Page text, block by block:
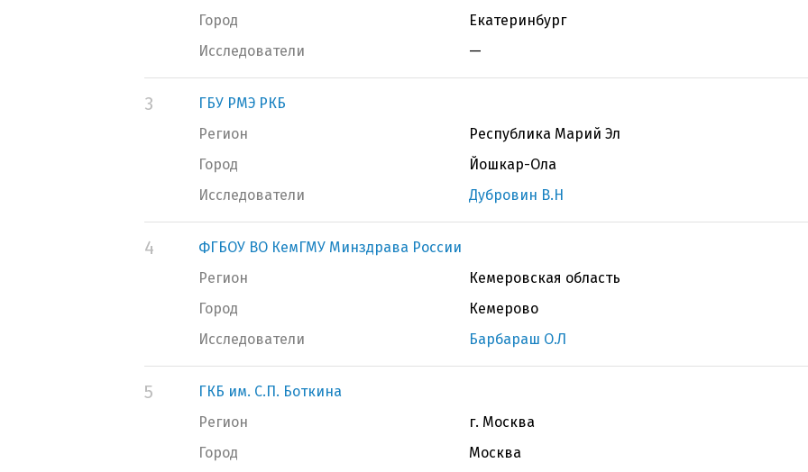
Город
Екатеринбург
Исследователи
—
3
ГБУ РМЭ РКБ
Регион
Республика Марий Эл
Город
Йошкар-Ола
Исследователи
Дубровин В.Н
4
ФГБОУ ВО КемГМУ Минздрава России
Регион
Кемеровская область
Город
Кемерово
Исследователи
Барбараш О.Л
5
ГКБ им. С.П. Боткина
Регион
г. Москва
Город
Москва